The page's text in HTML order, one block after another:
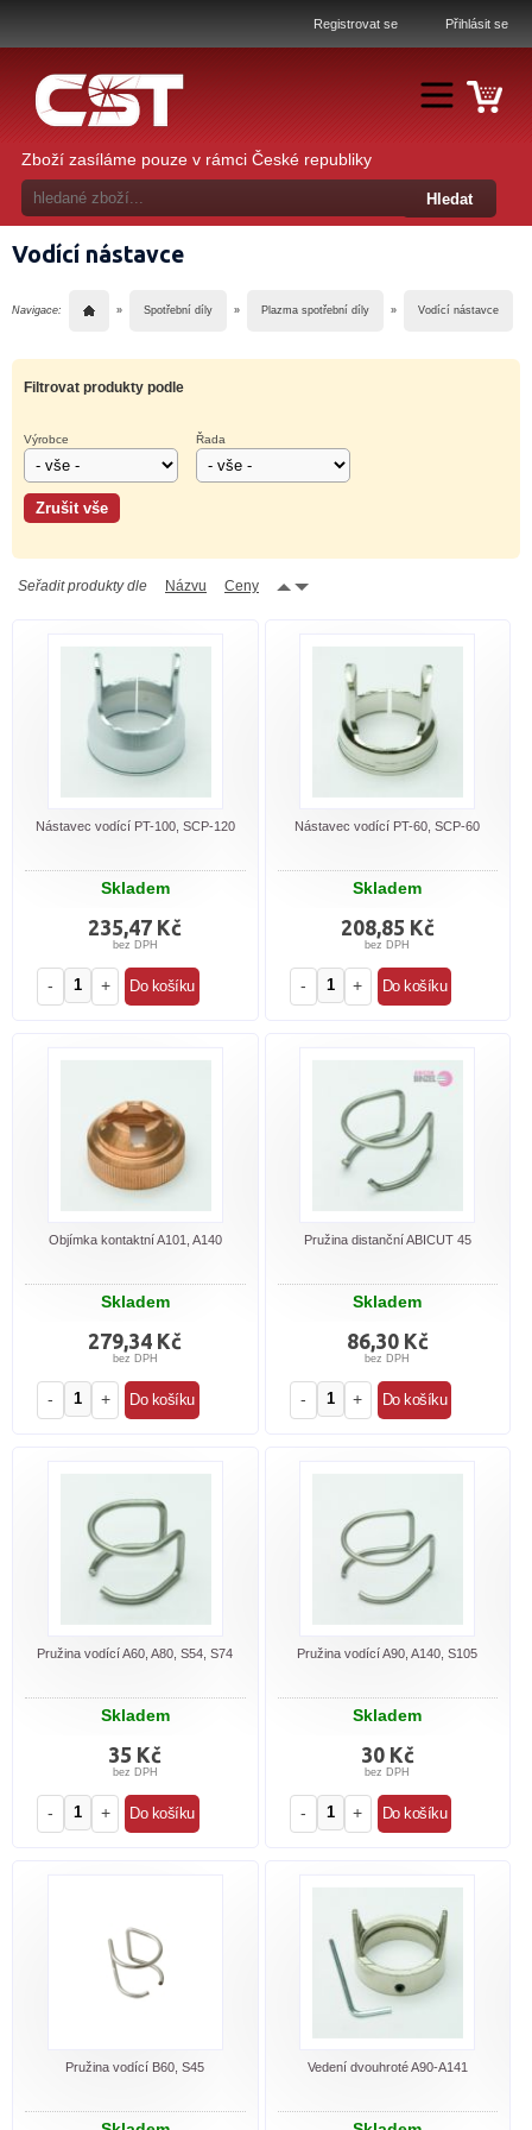
Registrovat se Přihlásit se
Zboží zasíláme pouze v rámci České republiky
Vodící nástavce
Navigace: » Spotřební díly » Plazma spotřební díly » Vodící nástavce
Filtrovat produkty podle
Výrobce Řada
Seřadit produkty dle Názvu Ceny
Nástavec vodící PT-100, SCP-120
Skladem
235,47 Kč
bez DPH
- +
Nástavec vodící PT-60, SCP-60
Skladem
208,85 Kč
bez DPH
- +
Objímka kontaktní A101, A140
Skladem
279,34 Kč
bez DPH
- +
Pružina distanční ABICUT 45
Skladem
86,30 Kč
bez DPH
- +
Pružina vodící A60, A80, S54, S74
Skladem
35 Kč
bez DPH
- +
Pružina vodící A90, A140, S105
Skladem
30 Kč
bez DPH
- +
Pružina vodící B60, S45 Vedení dvouhroté A90-A141